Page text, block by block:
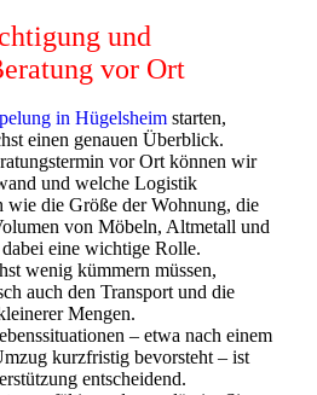
und
vor Ort
in Hügelsheim starten,
einen genauen Überblick.
vor Ort können wir
und welche Logistik
wie die Größe der Wohnung, die
von Möbeln, Altmetall und
eine wichtige Rolle.
wenig kümmern müssen,
auch den Transport und die
Mengen.
– etwa nach einem
kurzfristig bevorsteht – ist
entscheidend.